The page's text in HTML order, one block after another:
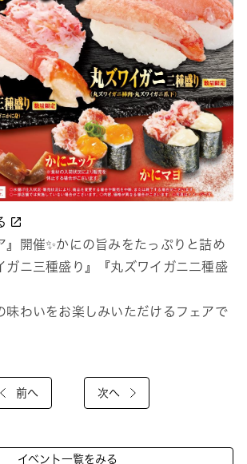
』開催✨かにの旨みをたっぷりと詰め
ガニ三種盛り』『丸ズワイガニ二種盛
味わいをお楽しみいただけるフェアで
前へ 次へ
イベント一覧をみる